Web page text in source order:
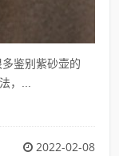
鉴别紫砂壶的
，...
2022-02-08